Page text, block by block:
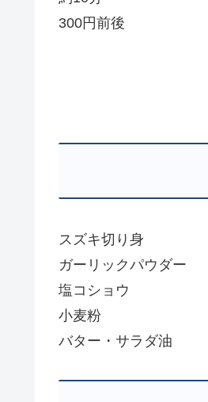
300円前後
スズキ切り身
ガーリックパウダー
塩コショウ
小麦粉
バター・サラダ油